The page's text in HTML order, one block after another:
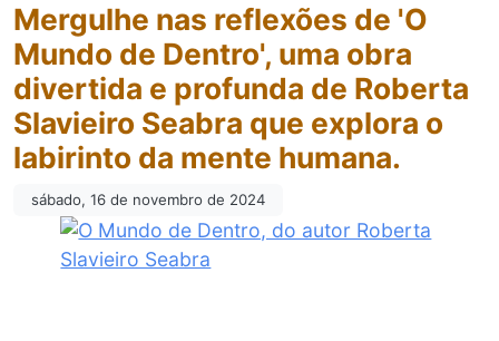
Mergulhe nas reflexões de 'O
Mundo de Dentro', uma obra
divertida e profunda de Roberta
Slavieiro Seabra que explora o
labirinto da mente humana.
sábado, 16 de novembro de 2024